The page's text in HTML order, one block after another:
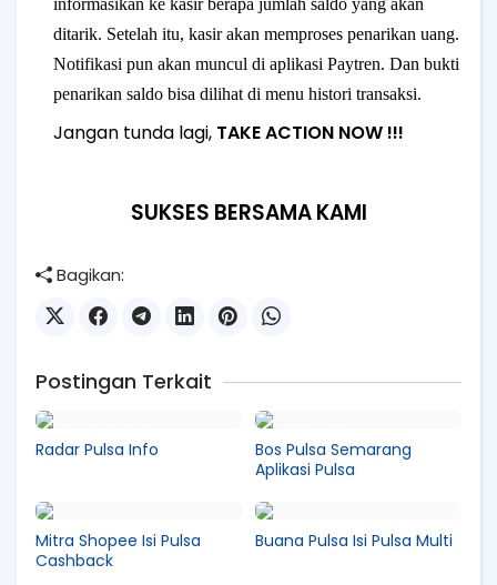
informasikan ke kasir berapa jumlah saldo yang akan
ditarik. Setelah itu, kasir akan memproses penarikan uang.
Notifikasi pun akan muncul di aplikasi Paytren. Dan bukti
penarikan saldo bisa dilihat di menu histori transaksi.
Jangan tunda lagi, TAKE ACTION NOW !!!
SUKSES BERSAMA KAMI
Bagikan:
Postingan Terkait
Radar Pulsa Info
Bos Pulsa Semarang
Aplikasi Pulsa
Mitra Shopee Isi Pulsa
Cashback
Buana Pulsa Isi Pulsa Multi